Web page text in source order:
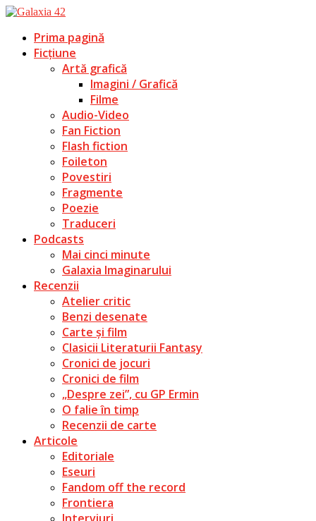
Prima pagină
Ficțiune
Artă grafică
Imagini / Grafică
Filme
Audio-Video
Fan Fiction
Flash fiction
Foileton
Povestiri
Fragmente
Poezie
Traduceri
Podcasts
Mai cinci minute
Galaxia Imaginarului
Recenzii
Atelier critic
Benzi desenate
Carte și film
Clasicii Literaturii Fantasy
Cronici de jocuri
Cronici de film
„Despre zei”, cu GP Ermin
O falie în timp
Recenzii de carte
Articole
Editoriale
Eseuri
Fandom off the record
Frontiera